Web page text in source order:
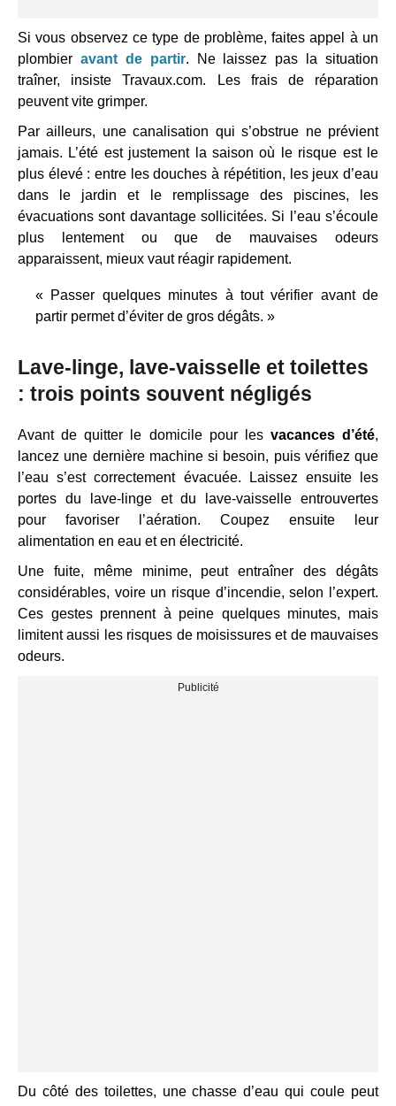
Si vous observez ce type de problème, faites appel à un
plombier avant de partir. Ne laissez pas la situation
traîner, insiste Travaux.com. Les frais de réparation
peuvent vite grimper.
Par ailleurs, une canalisation qui s’obstrue ne prévient
jamais. L’été est justement la saison où le risque est le
plus élevé : entre les douches à répétition, les jeux d’eau
dans le jardin et le remplissage des piscines, les
évacuations sont davantage sollicitées. Si l’eau s’écoule
plus lentement ou que de mauvaises odeurs
apparaissent, mieux vaut réagir rapidement.
« Passer quelques minutes à tout vérifier avant de
partir permet d’éviter de gros dégâts. »
Lave-linge, lave-vaisselle et toilettes
: trois points souvent négligés
Avant de quitter le domicile pour les vacances d’été,
lancez une dernière machine si besoin, puis vérifiez que
l’eau s’est correctement évacuée. Laissez ensuite les
portes du lave-linge et du lave-vaisselle entrouvertes
pour favoriser l’aération. Coupez ensuite leur
alimentation en eau et en électricité.
Une fuite, même minime, peut entraîner des dégâts
considérables, voire un risque d’incendie, selon l’expert.
Ces gestes prennent à peine quelques minutes, mais
limitent aussi les risques de moisissures et de mauvaises
odeurs.
Du côté des toilettes, une chasse d’eau qui coule peut